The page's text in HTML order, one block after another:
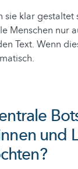
sie klar gestaltet
Menschen nur
Text. Wenn
und